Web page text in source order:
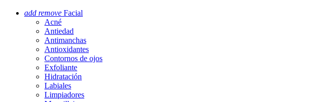
add remove Facial
Acné
Antiedad
Antimanchas
Antioxidantes
Contornos de ojos
Exfoliante
Hidratación
Labiales
Limpiadores